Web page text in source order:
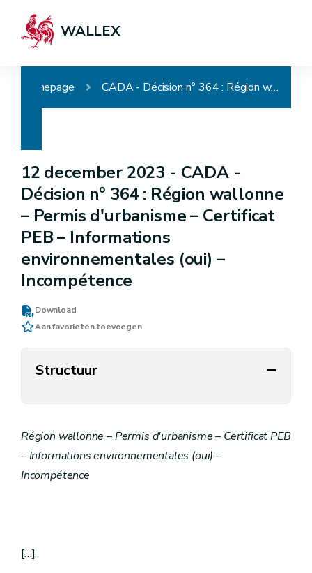
WALLEX
Homepage CADA - Décision n° 364 : Région wallonne – Permis d'urbanisme – Certificat PEB – Informations environnementales (oui) – Incompétence
12 december 2023 - CADA -
Décision n° 364 : Région wallonne
– Permis d'urbanisme – Certificat
PEB – Informations
environnementales (oui) –
Incompétence
Download
Aan favorieten toevoegen
Structuur
Région wallonne – Permis d'urbanisme – Certificat PEB
– Informations environnementales (oui) –
Incompétence
[…],